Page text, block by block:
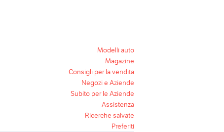
Modelli auto
Magazine
Consigli per la vendita
Negozi e Aziende
Subito per le Aziende
Assistenza
Ricerche salvate
Preferiti